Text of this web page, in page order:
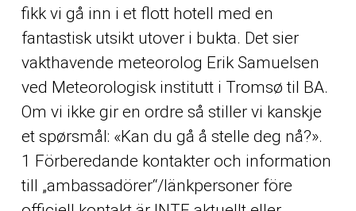
fikk vi gå inn i et flott hotell med en
fantastisk utsikt utover i bukta. Det sier
vakthavende meteorolog Erik Samuelsen
ved Meteorologisk institutt i Tromsø til BA.
Om vi ikke gir en ordre så stiller vi kanskje
et spørsmål: «Kan du gå å stelle deg nå?».
1 Förberedande kontakter och information
till „ambassadörer“/länkpersoner före